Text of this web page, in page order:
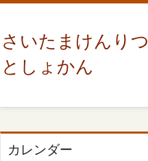
さいたまけんりつ
としょかん
カレンダー